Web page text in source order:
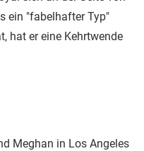
ein "fabelhafter Typ"
hat er eine Kehrtwende
Meghan in Los Angeles